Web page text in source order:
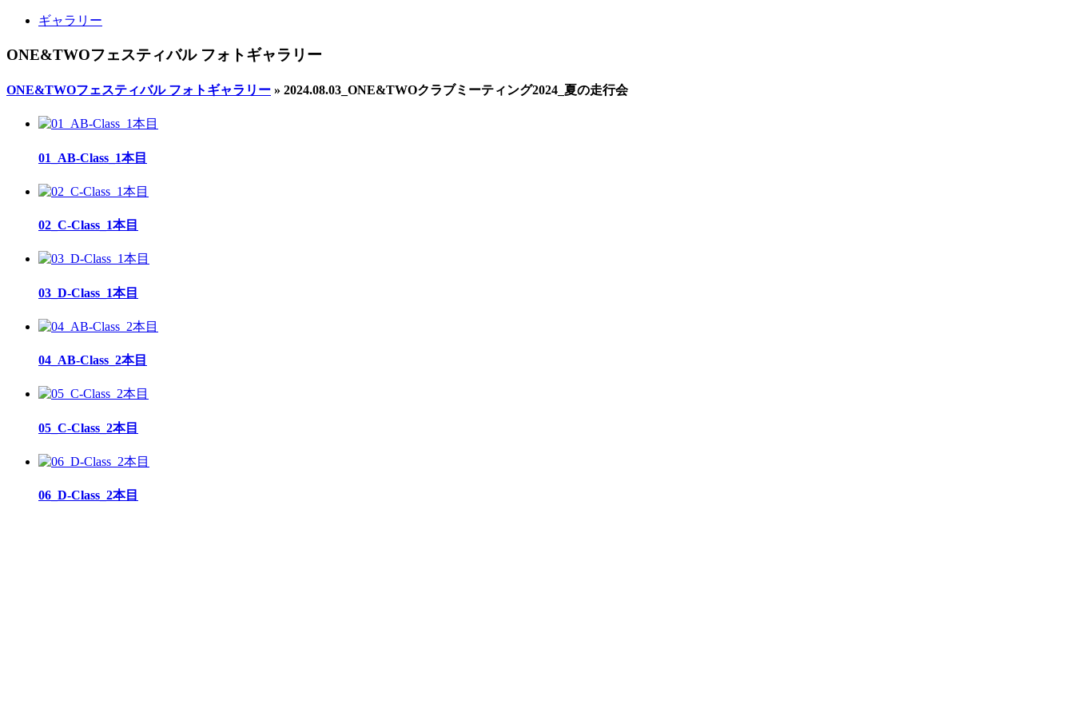
ギャラリー
ONE&TWOフェスティバル フォトギャラリー
ONE&TWOフェスティバル フォトギャラリー » 2024.08.03_ONE&TWOクラブミーティング2024_夏の走行会
01_AB-Class_1本目
02_C-Class_1本目
03_D-Class_1本目
04_AB-Class_2本目
05_C-Class_2本目
06_D-Class_2本目